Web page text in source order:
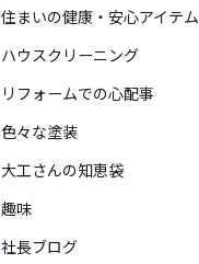
住まいの健康・安心アイテム
ハウスクリーニング
リフォームでの心配事
色々な塗装
大工さんの知恵袋
趣味
社長ブログ